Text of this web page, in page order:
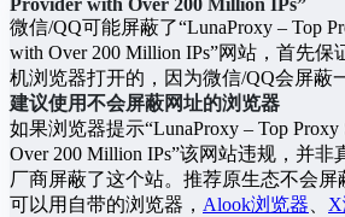
Provider with Over 200 Million IPs”
微信/QQ可能屏蔽了“LunaProxy – Top
with Over 200 Million IPs”网站，首先
机浏览器打开的，因为微信/QQ会屏蔽
建议使用不会屏蔽网址的浏览器
如果浏览器提示“LunaProxy – Top Proxy
Over 200 Million IPs”该网站违规，并
厂商屏蔽了这个站。推荐原生态不会
可以用自带的浏览器， Alook浏览器